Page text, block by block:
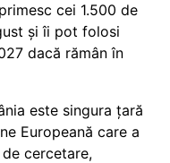
cei 1.500 de
și îi pot folosi
dacă rămân în
este singura țară
Europeană care a
cercetare,